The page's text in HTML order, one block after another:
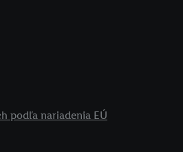
podľa nariadenia EÚ